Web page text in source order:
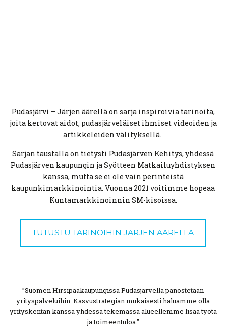
Pudasjärvi – Järjen äärellä on sarja inspiroivia tarinoita,
joita kertovat aidot, pudasjärveläiset ihmiset videoiden ja
artikkeleiden välityksellä.
Sarjan taustalla on tietysti Pudasjärven Kehitys, yhdessä
Pudasjärven kaupungin ja Syötteen Matkailuyhdistyksen
kanssa, mutta se ei ole vain perinteistä
kaupunkimarkkinointia. Vuonna 2021 voitimme hopeaa
Kuntamarkkinoinnin SM-kisoissa.
TUTUSTU TARINOIHIN JÄRJEN ÄÄRELLÄ
”Suomen Hirsipääkaupungissa Pudasjärvellä panostetaan
yrityspalveluihin. Kasvustrategian mukaisesti haluamme olla
yrityskentän kanssa yhdessä tekemässä alueellemme lisää työtä
ja toimeentuloa.”